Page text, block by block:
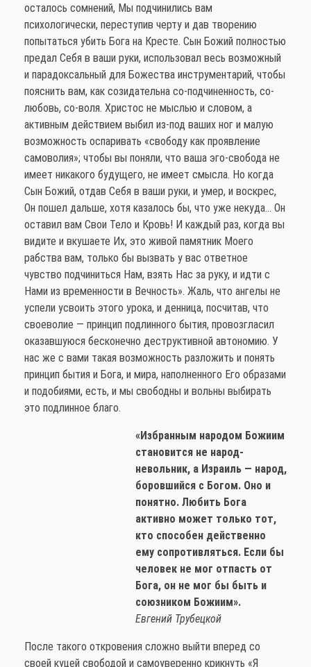
осталось сомнений, Мы подчинились вам
психологически, переступив черту и дав творению
попытаться убить Бога на Кресте. Сын Божий полностью
предал Себя в ваши руки, использовал весь возможный
и парадоксальный для Божества инструментарий, чтобы
пояснить вам, как созидательна со-подчиненность, со-
любовь, со-воля. Христос не мыслью и словом, а
активным действием выбил из-под ваших ног и малую
возможность оспаривать «свободу как проявление
самоволия»; чтобы вы поняли, что ваша эго-свобода не
имеет никакого будущего, не имеет смысла. Но когда
Сын Божий, отдав Себя в ваши руки, и умер, и воскрес,
Он пошел дальше, хотя казалось бы, что уже некуда… Он
оставил вам Свои Тело и Кровь! И каждый раз, когда вы
видите и вкушаете Их, это живой памятник Моего
рабства вам, только бы вызвать у вас ответное
чувство подчиниться Нам, взять Нас за руку, и идти с
Нами из временности в Вечность». Жаль, что ангелы не
успели усвоить этого урока, и денница, посчитав, что
своеволие — принцип подлинного бытия, провозгласил
оказавшуюся бесконечно деструктивной автономию. У
нас же с вами такая возможность разложить и понять
принцип бытия и Бога, и мира, наполненного Его образами
и подобиями, есть, и мы свободны и вольны выбирать
это подлинное благо.
«Избранным народом Божиим
становится не народ-
невольник, а Израиль — народ,
боровшийся с Богом. Оно и
понятно. Любить Бога
активно может только тот,
кто способен действенно
ему сопротивляться. Если бы
человек не мог отпасть от
Бога, он не мог бы быть и
союзником Божиим».
Евгений Трубецкой
После такого откровения сложно выйти вперед со
своей куцей свободой и самоуверенно крикнуть «Я